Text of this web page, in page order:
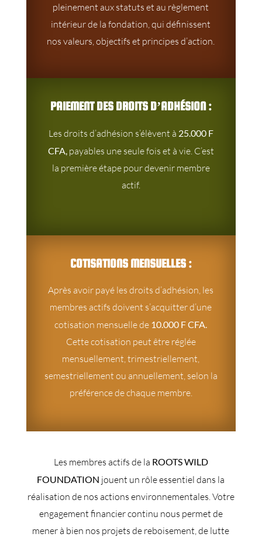
pleinement aux statuts et au règlement
intérieur de la fondation, qui définissent
nos valeurs, objectifs et principes d’action.
PAIEMENT DES DROITS D’ADHÉSION :
Les droits d’adhésion s’élèvent à 25.000 F
CFA, payables une seule fois et à vie. C’est
la première étape pour devenir membre
actif.
COTISATIONS MENSUELLES :
Après avoir payé les droits d’adhésion, les
membres actifs doivent s’acquitter d’une
cotisation mensuelle de 10.000 F CFA.
Cette cotisation peut être réglée
mensuellement, trimestriellement,
semestriellement ou annuellement, selon la
préférence de chaque membre.
Les membres actifs de la ROOTS WILD
FOUNDATION jouent un rôle essentiel dans la
réalisation de nos actions environnementales. Votre
engagement financier continu nous permet de
mener à bien nos projets de reboisement, de lutte